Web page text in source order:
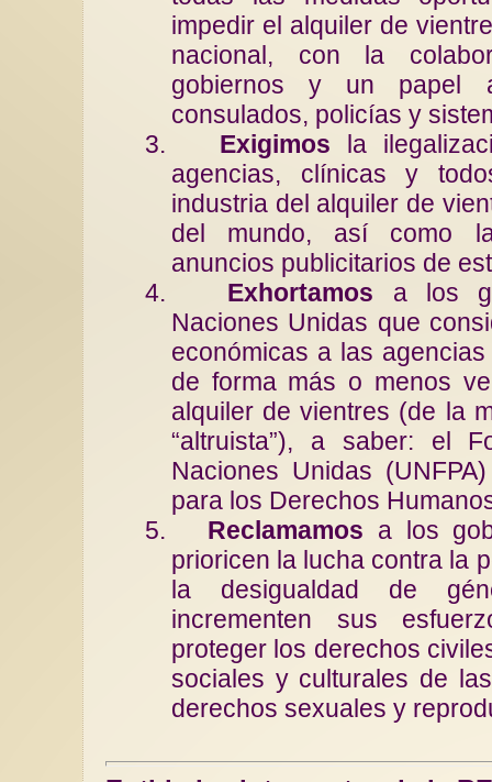
impedir el alquiler de
nacional, con la
gobiernos y un papel
consulados, policías y
3.
Exigimos la
agencias, clínicas y
industria del alquiler de
del mundo, así como
anuncios publicitarios de
4.
Exhortamos a los
Naciones Unidas que
económicas a las
de forma más o menos
alquiler de vientres (de la
“altruista”), a saber: el
Naciones Unidas
para los Derechos
5.
Reclamamos a los
prioricen la lucha contra la
la desigualdad de
incrementen sus
proteger los derechos
sociales y culturales de
derechos sexuales y